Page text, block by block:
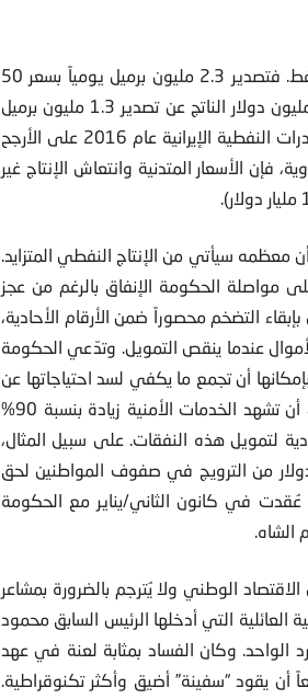
إلا أن زيادة الصادرات النفطية قد طُمست إلى حد كبير بفعل تراجع سعر النفط. فتصدير 2.3 مليون برميل يومياً بسعر 50
دولار للبرميل الواحد يؤمن 115 مليون دولار يومياً، أي أقل من مبلغ 130 مليون دولار الناتج عن تصدير 1.3 مليون برميل
بسعر 100 دولار وهو السعر الجاري قبل انهيار الأسعار. وستكون عائدات الصادرات النفطية الإيرانية عام 2016 على الأرجح
العقوبات النووية، فإن الأسعار المتدنية وانتعاش الإنتاج غير
على الأرجح بنسبة 4% هذا العام، إلا أن معظمه سيأتي من الإنتاج النفطي المتزايد.
وحتى هذا الرقم يعتمد على مواصلة الحكومة الإنفاق بالرغم من عجز
التضخم محصوراً ضمن الأرقام الأحادية،
عندما ينقص التمويل. وتدّعي الحكومة
أن تجمع ما يكفي لسد احتياجاتها عن
طريق الاقتراضات غير المصرفية والإيرادات غير النفطية. وفي الواقع، يُفترض أن تشهد الخدمات الأمنية زيادة بنسبة 90%
لتمويل هذه النفقات. على سبيل المثال،
يُفترض أن يأتي مليار دولار من الترويج في صفوف المواطنين لحق
مليار دولار أخرى من تسوية عُقدت في كانون الثاني/يناير مع الحكومة
الوطني ولا يُترجم بالضرورة بمشاعر
تقويض الفوائد المالية العائلية التي أدخلها الرئيس السابق محمود
إذ باتت اليوم تبلغ 15 دولار شهرياً للفرد الواحد. وكان الفساد بمثابة لعنة في عهد
يقود “سفينة” أضيق وأكثر تكنوقراطية.